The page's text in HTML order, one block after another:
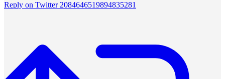
Reply on Twitter 2084646519894835281